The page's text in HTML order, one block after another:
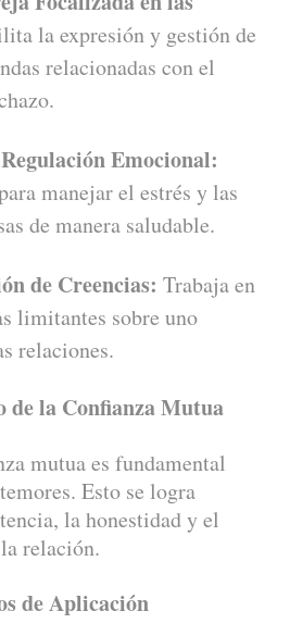
la expresión y gestión de
relacionadas con el
Emocional:
manejar el estrés y las
de manera saludable.
de Creencias: Trabaja en
limitantes sobre uno
relaciones.
de la Confianza Mutua
mutua es fundamental
Esto se logra
la honestidad y el
relación.
de Aplicación